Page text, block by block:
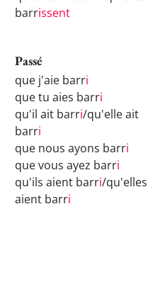
barrissent
Passé
que j'aie barri
que tu aies barri
qu'il ait barri/qu'elle ait
barri
que nous ayons barri
que vous ayez barri
qu'ils aient barri/qu'elles
aient barri